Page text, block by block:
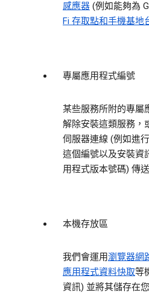
感應器 (例如能夠為
Fi 存取點和手機基地
專屬應用程式編號
某些服務所附的專屬
解除安裝這類服務，
伺服器連線 (例如進
這個編號以及安裝資
用程式版本號碼) 傳
本機存放區
我們會運用瀏覽器網
應用程式資料快取等
資訊) 並將其儲存在